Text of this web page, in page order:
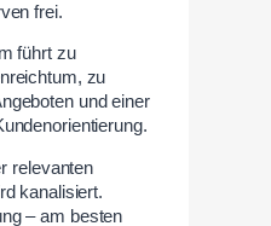
frei.
führt zu
zu
und einer
relevanten
kanalisiert.
– am besten